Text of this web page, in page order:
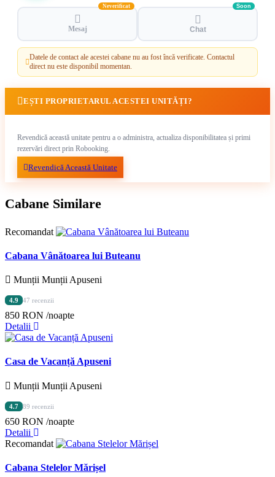
Mesaj
Neverificat
Chat
Soon
Datele de contact ale acestei cabane nu au fost încă verificate. Contactul
direct nu este disponibil momentan.
EȘTI PROPRIETARUL ACESTEI UNITĂȚI?
Revendică această unitate pentru a o administra, actualiza disponibilitatea și primi
rezervări direct prin Robooking.
Revendică Această Unitate
Cabane Similare
Recomandat
Cabana Vânătoarea lui Buteanu
Munții Munții Apuseni
4.9 47 recenzii
850 RON /noapte
Detalii
Casa de Vacanță Apuseni
Munții Munții Apuseni
4.7 89 recenzii
650 RON /noapte
Detalii
Recomandat
Cabana Stelelor Mărișel